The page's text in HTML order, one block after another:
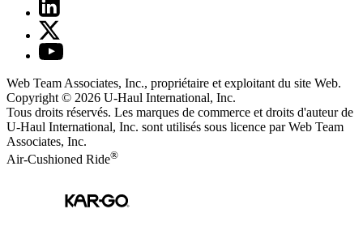
Web Team Associates, Inc., propriétaire et exploitant du site Web.
Copyright © 2026 U-Haul International, Inc.
Tous droits réservés. Les marques de commerce et droits d'auteur de
U-Haul International, Inc. sont utilisés sous licence par Web Team
Associates, Inc.
Air-Cushioned Ride®